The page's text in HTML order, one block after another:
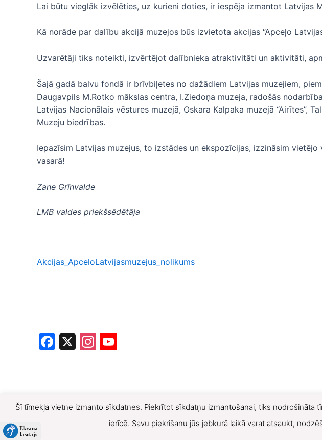
Lai būtu vieglāk izvēlēties, uz kurieni doties, ir iespēja izmantot Latvijas
Kā norāde par dalību akcijā muzejos būs izvietota akcijas “Apceļo
Uzvarētāji tiks noteikti, izvērtējot dalībnieka atraktivitāti un aktivitāti,
Šajā gadā balvu fondā ir brīvbiļetes no dažādiem Latvijas muzejiem,
Daugavpils M.Rotko mākslas centra, I.Ziedoņa muzeja, radošās
Latvijas Nacionālais vēstures muzejā, Oskara Kalpaka muzejā “Airītes”,
Muzeju biedrības.
Iepazīsim Latvijas muzejus, to izstādes un ekspozīcijas, izzināsim
vasarā!
Zane Grīnvalde
LMB valdes priekšsēdētāja
Akcijas_ApceloLatvijasmuzejus_nolikums
F
b
X
Šī tīmekļa vietne izmanto sīkdatnes. Piekrītot sīkdatņu izmantošanai, tiks
ierīcē. Savu piekrišanu jūs jebkurā laikā varat atsaukt,